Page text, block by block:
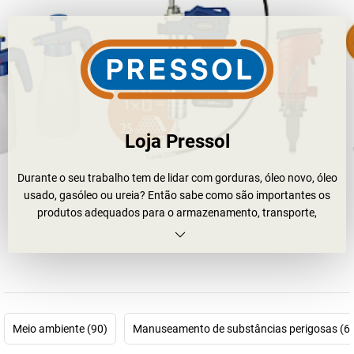
Loja Pressol
Durante o seu trabalho tem de lidar com gorduras, óleo novo, óleo
usado, gasóleo ou ureia? Então sabe como são importantes os
produtos adequados para o armazenamento, transporte,
medição e manuseamento dessas substâncias. A empresa
Pressol oferece tecnologia de lubrificação e de oficina para quase
todos os ramos da indústria e todos os setores: indústria,
Meio ambiente (90) Manuseamento de substâncias perigosas